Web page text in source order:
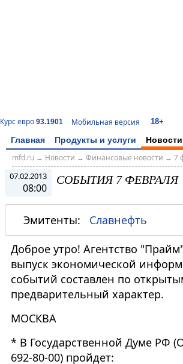
Курс евро 93.1901 Мобильная версия 18+
Главная Продукты и услуги Новости
mfd.ru→ Новости → Финансовые новости → 7
07.02.2013
08:00
СОБЫТИЯ 7 ФЕВРАЛЯ
Эмитенты: Славнефть
Доброе утро! Агентство
выпуск экономической
событий составлен по
предварительный характер.
МОСКВА
* В Государственной Думе РФ
692-80-00) пройдет: